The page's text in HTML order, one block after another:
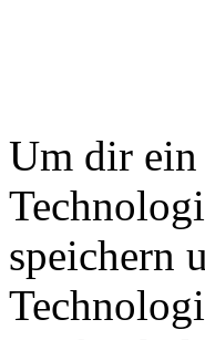
Um dir ein
speichern